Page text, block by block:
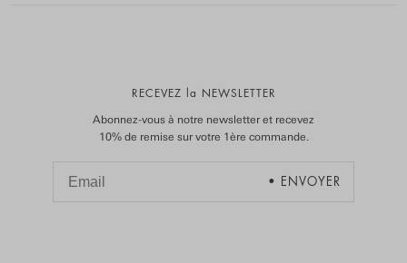
RECEVEZ la NEWSLETTER
Abonnez-vous à notre newsletter et recevez
10% de remise sur votre 1ère commande.